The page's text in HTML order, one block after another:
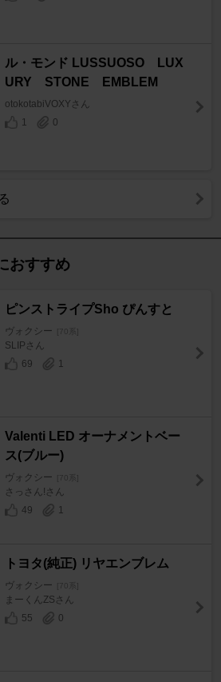
ル・モンド LUSSUOSO LUX
URY STONE EMBLEM
otokotabiVOXYさん
1
0
おすすめ
ピンストライプSho ぴんすと
ヴォクシー [70系]
SLIPさん
69
1
Valenti LED オーナメントベー
ス(ブルー)
ヴォクシー [70系]
さっさん!さん
49
1
トヨタ(純正) リヤエンブレム
ヴォクシー [70系]
まーくんZSさん
55
0